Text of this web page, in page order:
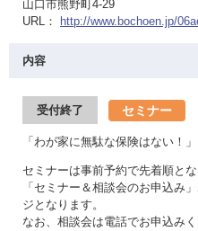
山口市熊野町4-29
URL：
http://www.bochoen.jp/
内容
受付終了 セミナー
「わが家に無駄な保険はない！
セミナーは事前予約で先着順とな
「セミナー＆相談会のお申込み
ジとなります。
なお、相談会は電話でお申込みく